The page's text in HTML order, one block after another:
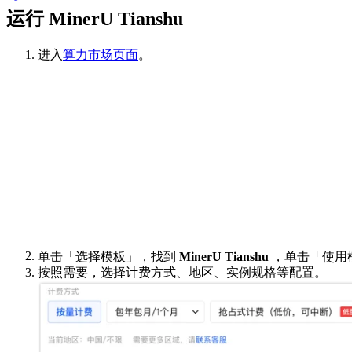
运行 MinerU Tianshu
进入算力市场页面。
单击「选择模板」，找到 MinerU Tianshu ，单击「使用
按照需要，选择计费方式、地区、实例规格等配置。